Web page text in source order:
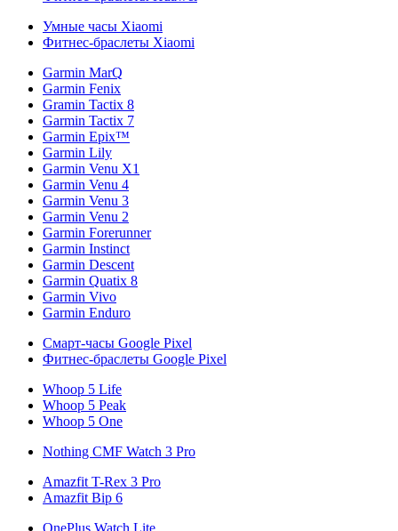
Умные часы Xiaomi
Фитнес-браслеты Xiaomi
Garmin MarQ
Garmin Fenix
Gramin Tactix 8
Garmin Tactix 7
Garmin Epix™
Garmin Lily
Garmin Venu X1
Garmin Venu 4
Garmin Venu 3
Garmin Venu 2
Garmin Forerunner
Garmin Instinct
Garmin Descent
Garmin Quatix 8
Garmin Vivo
Garmin Enduro
Смарт-часы Google Pixel
Фитнес-браслеты Google Pixel
Whoop 5 Life
Whoop 5 Peak
Whoop 5 One
Nothing CMF Watch 3 Pro
Amazfit T-Rex 3 Pro
Amazfit Bip 6
OnePlus Watch Lite